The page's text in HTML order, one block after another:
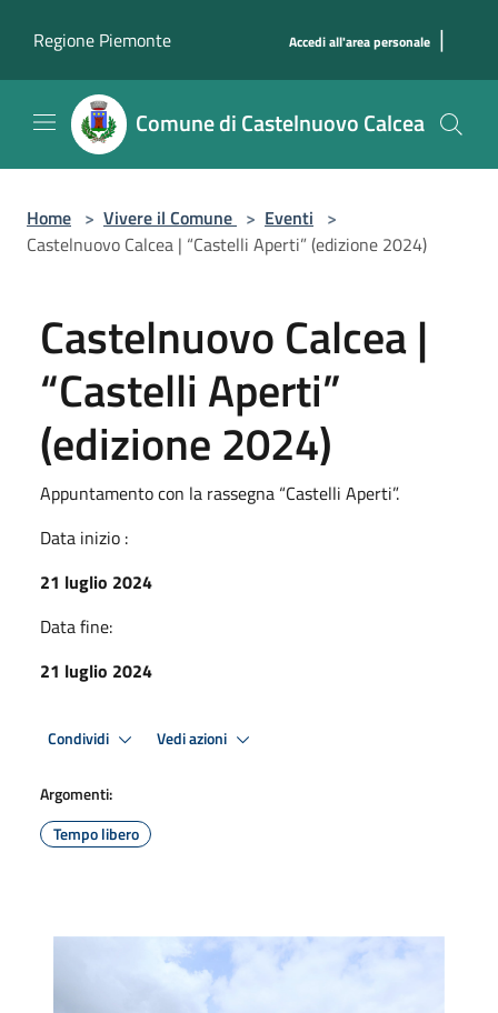
Regione Piemonte
Accedi all'area personale |
Comune di Castelnuovo Calcea
Home > Vivere il Comune > Eventi >
Castelnuovo Calcea | “Castelli Aperti” (edizione 2024)
Castelnuovo Calcea |
“Castelli Aperti”
(edizione 2024)
Appuntamento con la rassegna “Castelli Aperti”.
Data inizio :
21 luglio 2024
Data fine:
21 luglio 2024
Condividi Vedi azioni
Argomenti:
Tempo libero